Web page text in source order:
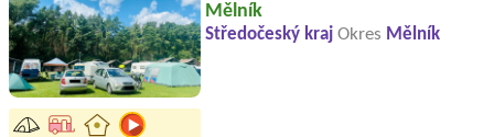
Mělník
Středočeský kraj Okres Mělník